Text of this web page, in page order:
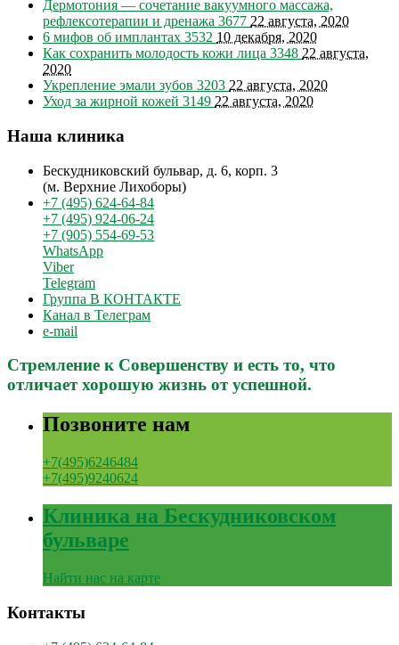
Дермотония — сочетание вакуумного массажа,
рефлексотерапии и дренажа 3677 22 августа, 2020
6 мифов об имплантах 3532 10 декабря, 2020
Как сохранить молодость кожи лица 3348 22 августа,
2020
Укрепление эмали зубов 3203 22 августа, 2020
Уход за жирной кожей 3149 22 августа, 2020
Наша клиника
Бескудниковский бульвар, д. 6, корп. 3
(м. Верхние Лихоборы)
+7 (495) 624-64-84
+7 (495) 924-06-24
+7 (905) 554-69-53
WhatsApp
Viber
Telegram
Группа В КОНТАКТЕ
Канал в Телеграм
e-mail
Стремление к Совершенству и есть то, что
отличает хорошую жизнь от успешной.
Позвоните нам
+7(495)6246484
+7(495)9240624
Клиника на Бескудниковском
бульваре
Найти нас на карте
Контакты